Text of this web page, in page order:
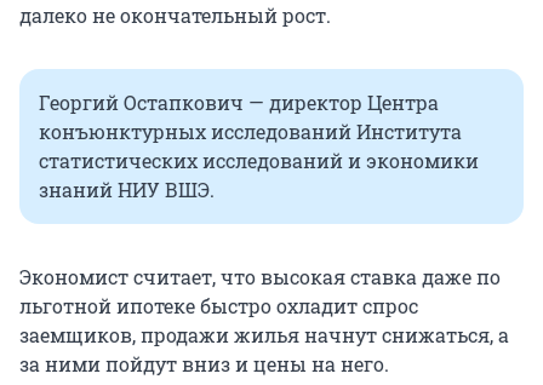
далеко не окончательный рост.
Георгий Остапкович — директор Центра
конъюнктурных исследований Института
статистических исследований и экономики
знаний НИУ ВШЭ.
Экономист считает, что высокая ставка даже по
льготной ипотеке быстро охладит спрос
заемщиков, продажи жилья начнут снижаться, а
за ними пойдут вниз и цены на него.